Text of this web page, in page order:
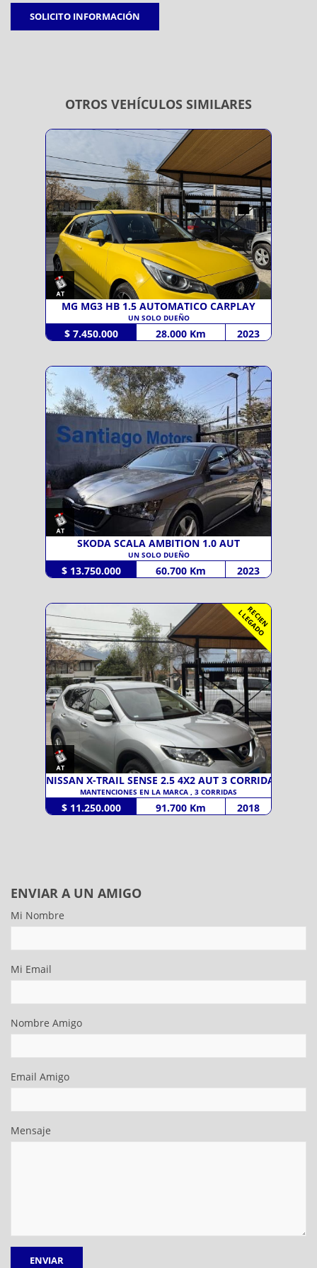
SOLICITO INFORMACIÓN
OTROS VEHÍCULOS SIMILARES
MG MG3 HB 1.5 AUTOMATICO CARPLAY
UN SOLO DUEÑO
$ 7.450.000 28.000 Km 2023
SKODA SCALA AMBITION 1.0 AUT
UN SOLO DUEÑO
$ 13.750.000 60.700 Km 2023
R
E
C
I
E
N
L
L
E
G
A
D
O
NISSAN X-TRAIL SENSE 2.5 4X2 AUT 3 CORRIDA
MANTENCIONES EN LA MARCA , 3 CORRIDAS
$ 11.250.000 91.700 Km 2018
ENVIAR A UN AMIGO
Mi Nombre
Mi Email
Nombre Amigo
Email Amigo
Mensaje
ENVIAR